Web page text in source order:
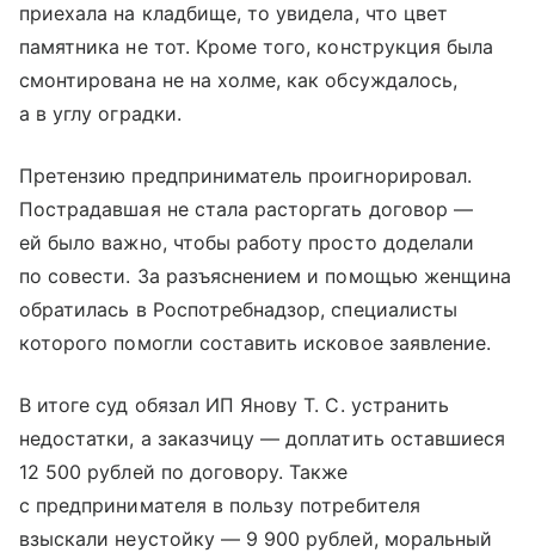
приехала на кладбище, то увидела, что цвет
памятника не тот. Кроме того, конструкция была
смонтирована не на холме, как обсуждалось,
а в углу оградки.
Претензию предприниматель проигнорировал.
Пострадавшая не стала расторгать договор —
ей было важно, чтобы работу просто доделали
по совести. За разъяснением и помощью женщина
обратилась в Роспотребнадзор, специалисты
которого помогли составить исковое заявление.
В итоге суд обязал ИП Янову Т. С. устранить
недостатки, а заказчицу — доплатить оставшиеся
12 500 рублей по договору. Также
с предпринимателя в пользу потребителя
взыскали неустойку — 9 900 рублей, моральный